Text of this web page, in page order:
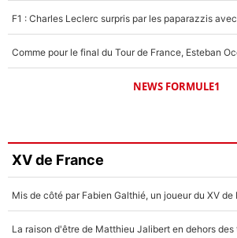
NEWS FORMULE1
XV de France